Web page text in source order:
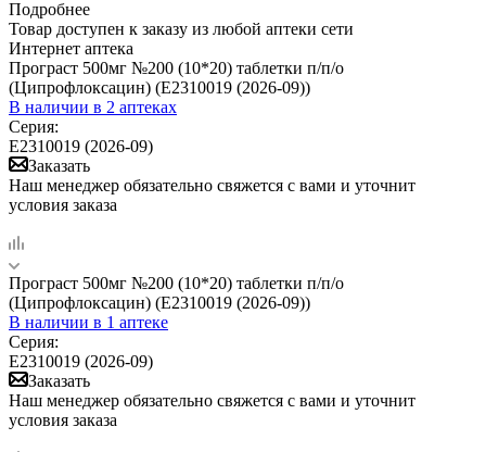
Подробнее
Товар доступен к заказу из любой аптеки сети
Интернет аптека
Програст 500мг №200 (10*20) таблетки п/п/о
(Ципрофлоксацин) (Е2310019 (2026-09))
В наличии в 2 аптеках
Серия:
Е2310019 (2026-09)
Заказать
Наш менеджер обязательно свяжется с вами и уточнит
условия заказа
Програст 500мг №200 (10*20) таблетки п/п/о
(Ципрофлоксацин) (Е2310019 (2026-09))
В наличии в 1 аптеке
Серия:
Е2310019 (2026-09)
Заказать
Наш менеджер обязательно свяжется с вами и уточнит
условия заказа